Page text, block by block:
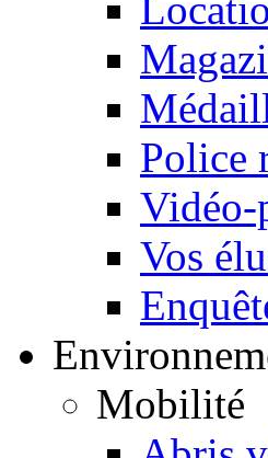
Police
Vidéo-
Vos
Mobilité